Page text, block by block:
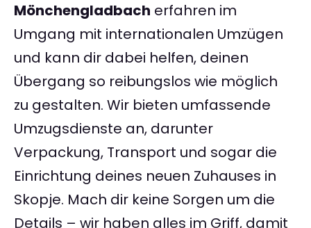
Mönchengladbach erfahren im
Umgang mit internationalen Umzügen
und kann dir dabei helfen, deinen
Übergang so reibungslos wie möglich
zu gestalten. Wir bieten umfassende
Umzugsdienste an, darunter
Verpackung, Transport und sogar die
Einrichtung deines neuen Zuhauses in
Skopje. Mach dir keine Sorgen um die
Details – wir haben alles im Griff, damit